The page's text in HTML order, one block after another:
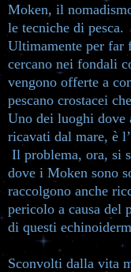
Moken, il
le tecniche di pesca.
Ultimamente per far
cercano nei fondali
vengono offerte a
pescano crostacei
Uno dei luoghi dove
ricavati dal mare, è
Il problema, ora, si
dove i Moken sono
raccolgono anche
pericolo a causa del
di questi
Sconvolti dalla vita